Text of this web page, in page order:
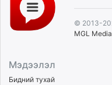
© 2013-
MGL
Мэдээлэл
Бидний тухай